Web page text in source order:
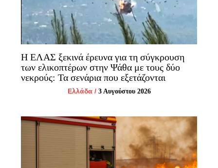
Η ΕΛΑΣ ξεκινά έρευνα για τη σύγκρουση
των ελικοπτέρων στην Ψάθα με τους δύο
νεκρούς: Τα σενάρια που εξετάζονται
Ελλάδα/ 3 Αυγούστου 2026